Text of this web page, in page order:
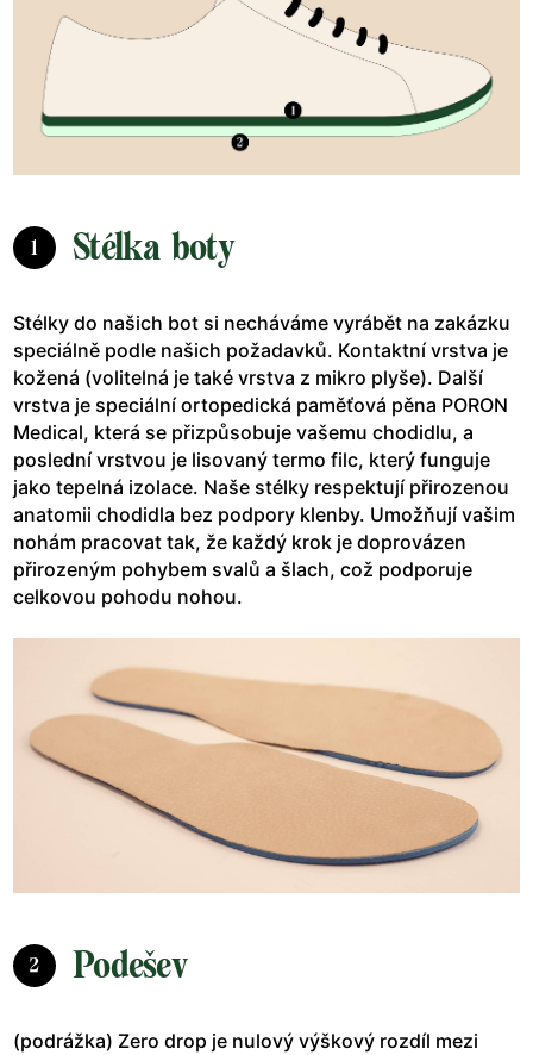
1 Stélka boty
Stélky do našich bot si necháváme vyrábět na zakázku
speciálně podle našich požadavků. Kontaktní vrstva je
kožená (volitelná je také vrstva z mikro plyše). Další
vrstva je speciální ortopedická paměťová pěna PORON
Medical, která se přizpůsobuje vašemu chodidlu, a
poslední vrstvou je lisovaný termo filc, který funguje
jako tepelná izolace. Naše stélky respektují přirozenou
anatomii chodidla bez podpory klenby. Umožňují vašim
nohám pracovat tak, že každý krok je doprovázen
přirozeným pohybem svalů a šlach, což podporuje
celkovou pohodu nohou.
2 Podešev
(podrážka) Zero drop je nulový výškový rozdíl mezi